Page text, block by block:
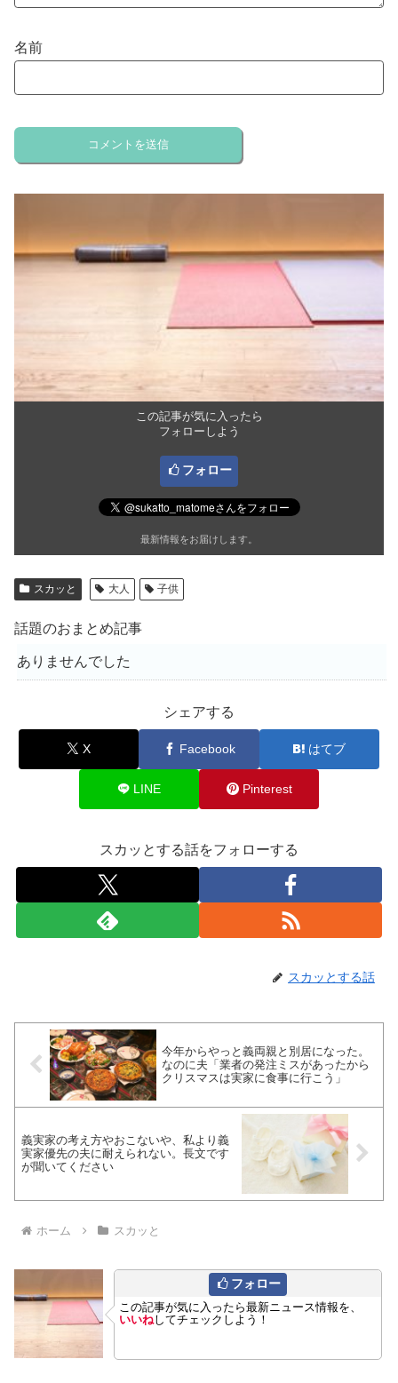
名前
この記事が気に入ったら
フォローしよう
フォロー
最新情報をお届けします。
スカッと 大人 子供
話題のおまとめ記事
ありませんでした
シェアする
X Facebook はてブ
LINE Pinterest
スカッとする話をフォローする
スカッとする話
今年からやっと義両親と別居になった。
なのに夫「業者の発注ミスがあったから
クリスマスは実家に食事に行こう」
義実家の考え方やおこないや、私より義
実家優先の夫に耐えられない。長文です
が聞いてください
ホーム スカッと
フォロー
この記事が気に入ったら最新ニュース情報を、
いいねしてチェックしよう！